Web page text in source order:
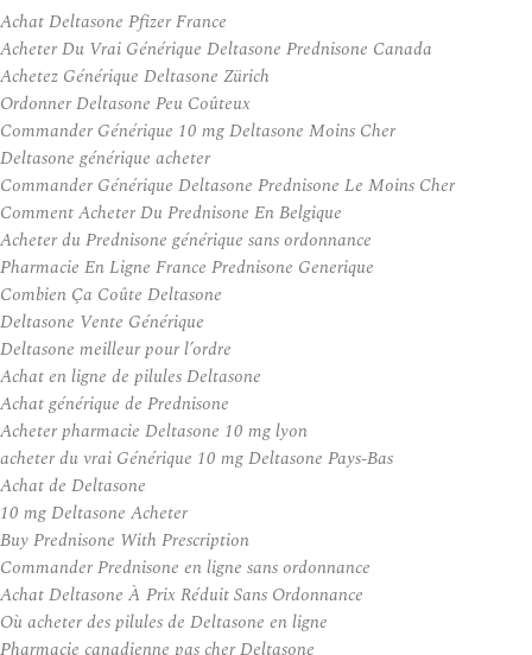
Achat Deltasone Pfizer France
Acheter Du Vrai Générique Deltasone Prednisone Canada
Achetez Générique Deltasone Zürich
Ordonner Deltasone Peu Coûteux
Commander Générique 10 mg Deltasone Moins Cher
Deltasone générique acheter
Commander Générique Deltasone Prednisone Le Moins Cher
Comment Acheter Du Prednisone En Belgique
Acheter du Prednisone générique sans ordonnance
Pharmacie En Ligne France Prednisone Generique
Combien Ça Coûte Deltasone
Deltasone Vente Générique
Deltasone meilleur pour l’ordre
Achat en ligne de pilules Deltasone
Achat générique de Prednisone
Acheter pharmacie Deltasone 10 mg lyon
acheter du vrai Générique 10 mg Deltasone Pays-Bas
Achat de Deltasone
10 mg Deltasone Acheter
Buy Prednisone With Prescription
Commander Prednisone en ligne sans ordonnance
Achat Deltasone À Prix Réduit Sans Ordonnance
Où acheter des pilules de Deltasone en ligne